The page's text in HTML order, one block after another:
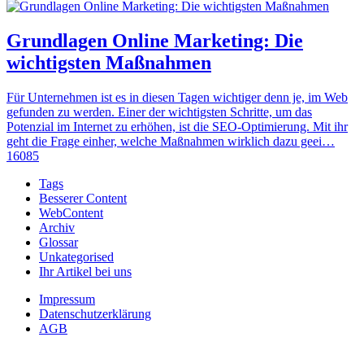
Grundlagen Online Marketing: Die
wichtigsten Maßnahmen
Für Unternehmen ist es in diesen Tagen wichtiger denn je, im Web
gefunden zu werden. Einer der wichtigsten Schritte, um das
Potenzial im Internet zu erhöhen, ist die SEO-Optimierung. Mit ihr
geht die Frage einher, welche Maßnahmen wirklich dazu geei…
16085
Tags
Besserer Content
WebContent
Archiv
Glossar
Unkategorised
Ihr Artikel bei uns
Impressum
Datenschutzerklärung
AGB